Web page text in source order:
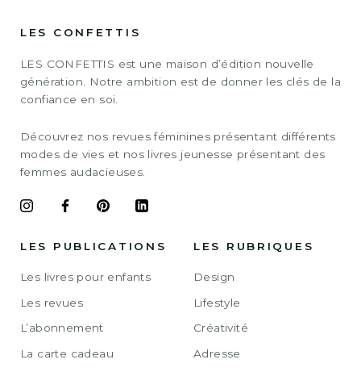
LES CONFETTIS
LES CONFETTIS est une maison d’édition nouvelle
génération. Notre ambition est de donner les clés de la
confiance en soi.
Découvrez nos revues féminines présentant différents
modes de vies et nos livres jeunesse présentant des
femmes audacieuses.
LES PUBLICATIONS
Les livres pour enfants
Les revues
L’abonnement
La carte cadeau
LES RUBRIQUES
Design
Lifestyle
Créativité
Adresse